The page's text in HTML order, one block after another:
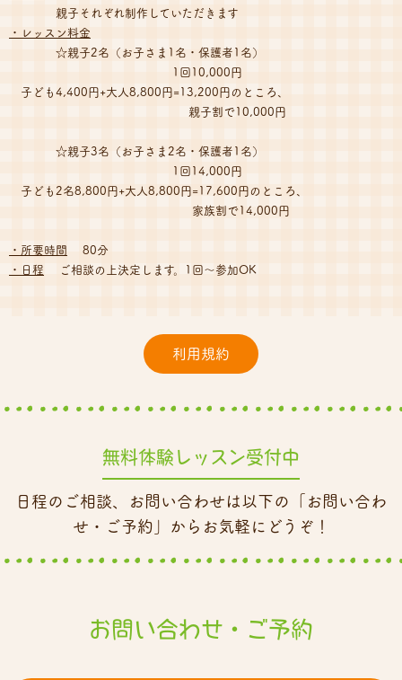
親子それぞれ制作していただきます
・レッスン料金
☆親子2名（お子さま1名・保護者1名）
1回10,000円
子ども4,400円+大人8,800円=13,200円のところ、
親子割で10,000円
☆親子3名（お子さま2名・保護者1名）
1回14,000円
子ども2名8,800円+大人8,800円=17,600円のところ、
家族割で14,000円
・所要時間 80分
・日程 ご相談の上決定します。1回〜参加OK
利用規約
無料体験レッスン受付中
日程のご相談、お問い合わせは以下の「お問い合わ
せ・ご予約」からお気軽にどうぞ！